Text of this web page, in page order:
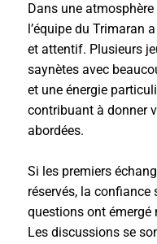
Dans une
l’équipe du Trimaran
et attentif. Plusieurs
saynètes avec
et une énergie
contribuant à donner
abordées.
Si les premiers
réservés, la confiance
questions ont émergé
Les discussions se